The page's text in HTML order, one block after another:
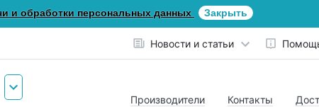
и обработки персональных данных Закрыть
Новости и статьи
Производители Контакты